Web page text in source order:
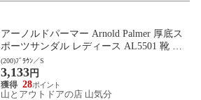
アーノルドパーマー Arnold Palmer 厚底ス
ポーツサンダル レディース AL5501 靴 シ
ューズ ストラップ ベルクロ キャンプ レジ
ャー 通勤 通学 デイリー トラベル 女性 フ
ットウェア AL5501 ブラウン
(200)ﾌﾞﾗｳﾝ／S
3,133円
28
山とアウトドアの店 山気分